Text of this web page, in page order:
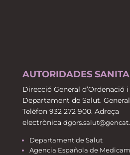
AUTORIDADES
Direcció General d’Ordenació
Departament de Salut.
Telèfon 932 272 900. Adreça
electrònica
Departament de Salut
Agencia Española de